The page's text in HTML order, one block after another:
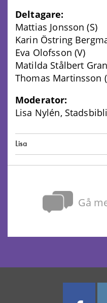
Deltagare:
Mattias Jonsson (S)
Karin Östring
Eva Olofsson (V)
Matilda Stålbert
Thomas Martinsson
Moderator:
Lisa Nylén,
Lisa
Gå